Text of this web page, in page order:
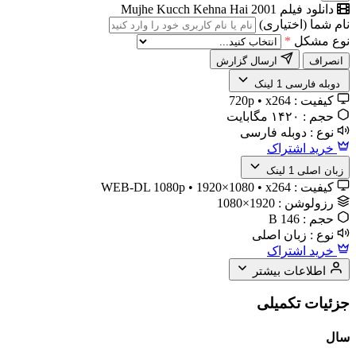
دانلود فیلم Mujhe Kucch Kehna Hai 2001
نام شما (اختیاری)
نوع مشکل *
انصراف
️ دوبله فارسی 1 لینک
کیفیت : 720p • x264
حجم : ۱۴۲۰ مگابایت
نوع : دوبله فارسی
خرید اشتراک
زبان اصلی 1 لینک
کیفیت : WEB-DL 1080p • 1920×1080 • x264
رزولوشن : 1920×1080
حجم : 146 B
نوع : زبان اصلی
خرید اشتراک
اطلاعات بیشتر
جزئیات تکمیلی
سال